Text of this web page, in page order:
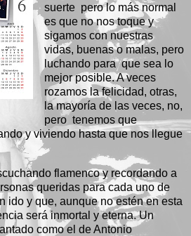
suerte pero lo más normal
es que no nos toque y
sigamos con nuestras
vidas, buenas o malas, pero
luchando para que sea lo
mejor posible. A veces
rozamos la felicidad, otras,
la mayoría de las veces, no,
pero tenemos que
y viviendo hasta que nos llegue
flamenco y recordando a
queridas para cada uno de
ido y que, aunque no estén en esta
será inmortal y eterna. Un
como el de Antonio